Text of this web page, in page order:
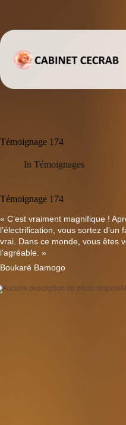
Témoignage 174
In Témoignages
Témoignage 174
« C’est vraiment magnifique !
l’électrification, vous sortez
vrai. Dans ce monde, vous êtes
l’agréable. »
Boukaré Bamogo